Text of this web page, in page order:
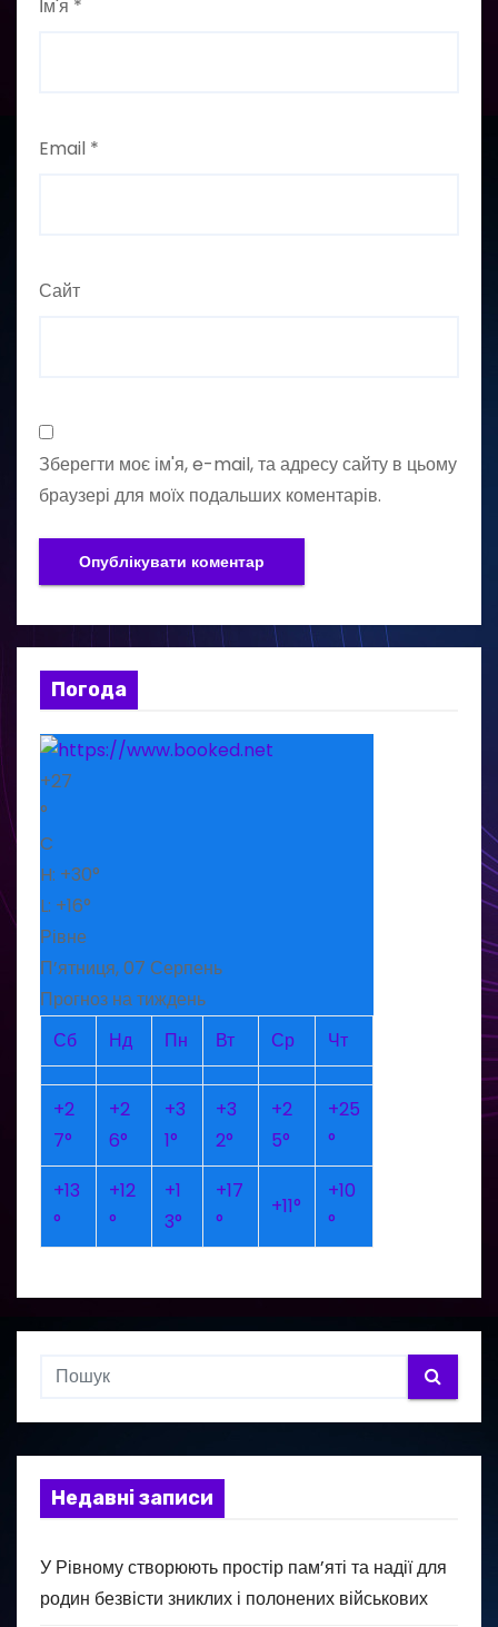
Ім'я *
Email *
Сайт
Зберегти моє ім'я, e-mail, та адресу сайту в цьому
браузері для моїх подальших коментарів.
Погода
+27
°
C
H: +30°
L: +16°
Рівне
П’ятниця, 07 Серпень
Прогноз на тиждень
Сб
Нд Пн Вт Ср Чт
+2
7°
+2
6°
+3
1°
+3
2°
+2
5°
+25
°
+13
°
+12
°
+1
3°
+17
°
+11°
+10
°
Недавні записи
У Рівному створюють простір пам’яті та надії для
родин безвісти зниклих і полонених військових